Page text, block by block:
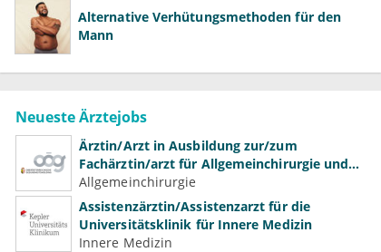
Alternative Verhütungsmethoden für den
Mann
Neueste Ärztejobs
Ärztin/Arzt in Ausbildung zur/zum
Fachärztin/arzt für Allgemeinchirurgie und
Gefäßchirurgie
Allgemeinchirurgie
Assistenzärztin/Assistenzarzt für die
Universitätsklinik für Innere Medizin
Innere Medizin